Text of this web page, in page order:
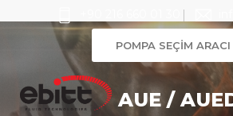
POMPA SEÇİM ARACI
AUE /